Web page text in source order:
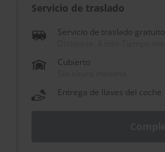
Servicio de traslado
Servicio de traslado gratuito
Cubierto
Entrega de llaves del coche